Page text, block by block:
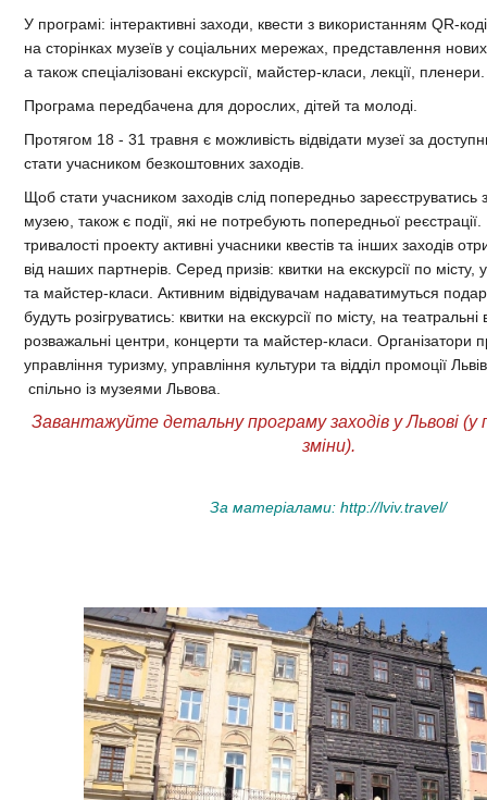
У програмі: інтерактивні заходи, квести з використанням QR-
на сторінках музеїв у соціальних мережах, представлення
а також спеціалізовані екскурсії, майстер-класи, лекції, пленери.
Програма передбачена для дорослих, дітей та молоді.
Протягом 18 - 31 травня є можливість відвідати музеї за
стати учасником безкоштовних заходів.
Щоб стати учасником заходів слід попередньо
музею, також є події, які не потребують попередньої
тривалості проекту активні учасники квестів та інших заходів
від наших партнерів. Серед призів: квитки на екскурсії по місту,
та майстер-класи. Активним відвідувачам надаватимуться
будуть розігруватись: квитки на екскурсії по місту, на театральні
розважальні центри, концерти та майстер-класи. Організатори
управління туризму, управління культури та відділ промоції
спільно із музеями Львова.
Завантажуйте детальну програму заходів у Львові (у
зміни).
За матеріалами: http://lviv.travel/